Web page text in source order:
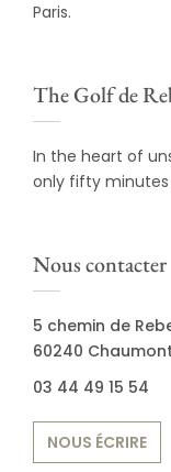
Paris.
The Golf de
In the heart of
only fifty minutes
Nous contacter
5 chemin de
60240
03 44 49 15 54
NOUS ÉCRIRE